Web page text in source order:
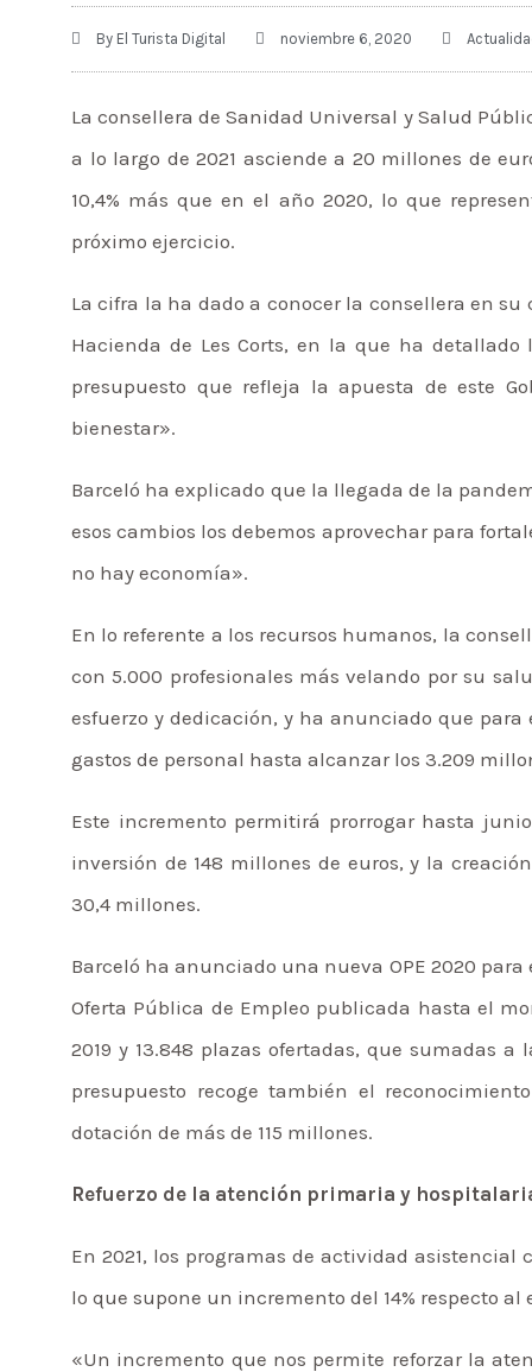
By El Turista Digital noviembre 6, 2020
La consellera de Sanidad Universal y Salud
a lo largo de 2021 asciende a 20 millones de
10,4% más que en el año 2020, lo que
próximo ejercicio.
La cifra la ha dado a conocer la consellera en
Hacienda de Les Corts, en la que ha
presupuesto que refleja la apuesta de este
bienestar».
Barceló ha explicado que la llegada de la
esos cambios los debemos aprovechar para
no hay economía».
En lo referente a los recursos humanos, la
con 5.000 profesionales más velando por su
esfuerzo y dedicación, y ha anunciado que
gastos de personal hasta alcanzar los 3.209
Este incremento permitirá prorrogar hasta
inversión de 148 millones de euros, y la
30,4 millones.
Barceló ha anunciado una nueva OPE 2020
Oferta Pública de Empleo publicada hasta el
2019 y 13.848 plazas ofertadas, que sumadas a
presupuesto recoge también el
dotación de más de 115 millones.
Refuerzo de la atención primaria y
En 2021, los programas de actividad
lo que supone un incremento del 14% respecto
«Un incremento que nos permite reforzar la